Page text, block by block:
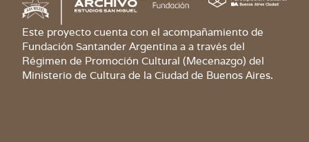
Este proyecto cuenta con el acompañamiento de
Fundación Santander Argentina a a través del
Régimen de Promoción Cultural (Mecenazgo) del
Ministerio de Cultura de la Ciudad de Buenos Aires.